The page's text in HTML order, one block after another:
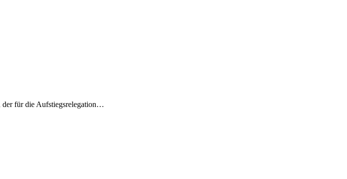
der für die Aufstiegsrelegation…